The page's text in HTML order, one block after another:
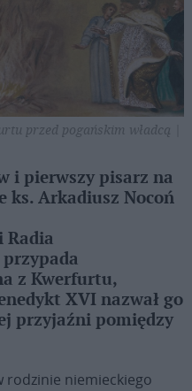
przed pogańskim władcą |
i pierwszy pisarz na
ks. Arkadiusz Nocoń
Radia
z Kwerfurtu,
XVI nazwał go
przyjaźni pomiędzy
rodzinie niemieckiego